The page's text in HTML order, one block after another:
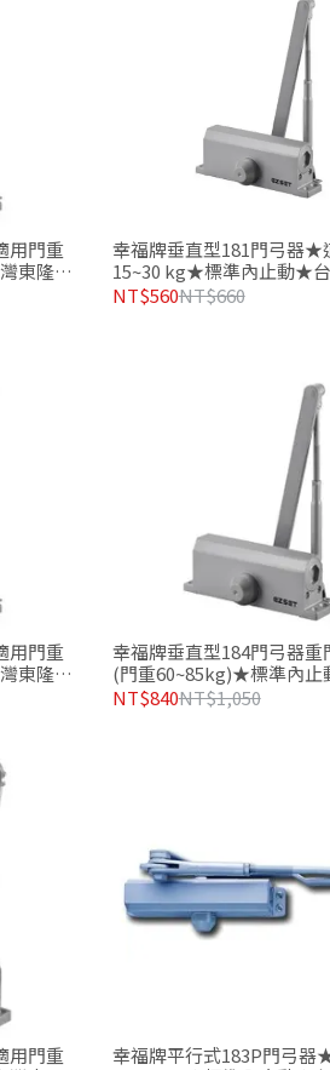
用門重
東隆五
幸福牌垂直型181門弓器★
15~30 kg★標準內止動★
金製造品質有保證
NT$560NT$660
用門重
東隆五
幸福牌垂直型184門弓器
(門重60~85kg)★標準內
東隆五金製造品質有保證
NT$840NT$1,050
用門重
幸福牌平行式183P門弓器